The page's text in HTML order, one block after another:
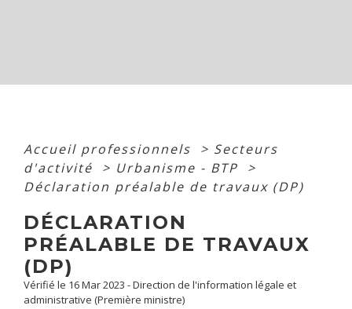
Accueil professionnels > Secteurs
d'activité
> Urbanisme - BTP
>
Déclaration préalable de travaux (DP)
DÉCLARATION
PRÉALABLE DE TRAVAUX
(DP)
Vérifié le 16 Mar 2023 - Direction de l'information légale et
administrative (Première ministre)